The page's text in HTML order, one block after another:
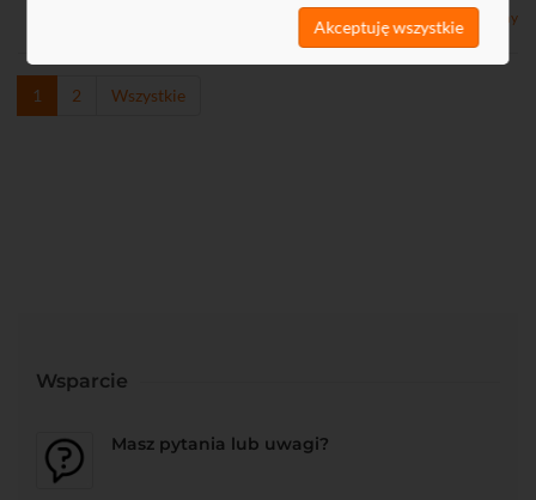
Akceptuję wszystkieDostępny
1 2 Wszystkie
Wsparcie
Masz pytania lub uwagi?